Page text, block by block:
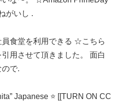
がいし .
員食堂を利用できる ☆こちら
用させて頂きました。 面白
で.
Japanese ⭐ [[TURN ON CC